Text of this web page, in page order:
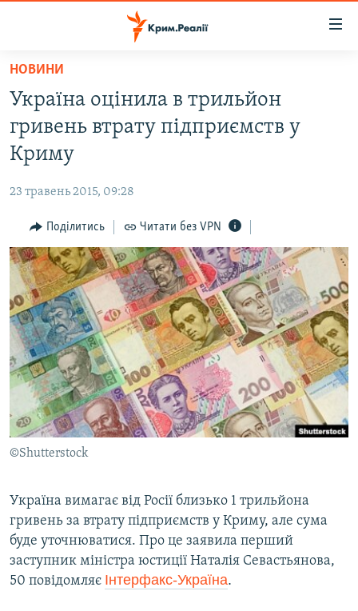
Перейти
основного
матеріалу
Перейти
до
основної
навігації
Перейти
до
пошуку
ВОДА.КРИМ
ВІДЕО ТА ФОТО
БЛОГИ
ПОГЛЯД
ІНТЕРВ'Ю
ВСЕ ЗА ДЕНЬ
СПЕЦПРОЕКТИ
ДЕПОРТАЦІЯ
ВІДЕОУРОКИ «ELIFBE»
СВІДЧЕННЯ ОКУПАЦІЇ
УКРАЇНСЬКА ПРОБЛЕМА КРИМУ
ІНФОГРАФІКА
ЯК ОБІЙТИ БЛОКУВАННЯ
Русский
Qırımtatar
ДОЛУЧАЙСЯ!
Усі сайти RFE/RL
НОВИНИ
Україна оцінила в трильйон
гривень втрату підприємств у
Криму
23 травень 2015, 09:28
Поділитись Читати без VPN
©Shutterstock
Україна вимагає від Росії близько 1 трильйона
гривень за втрату підприємств у Криму, але сума
буде уточнюватися. Про це заявила перший
заступник міністра юстиції Наталія Севастьянова,
50 повідомляє Інтерфакс-Україна.